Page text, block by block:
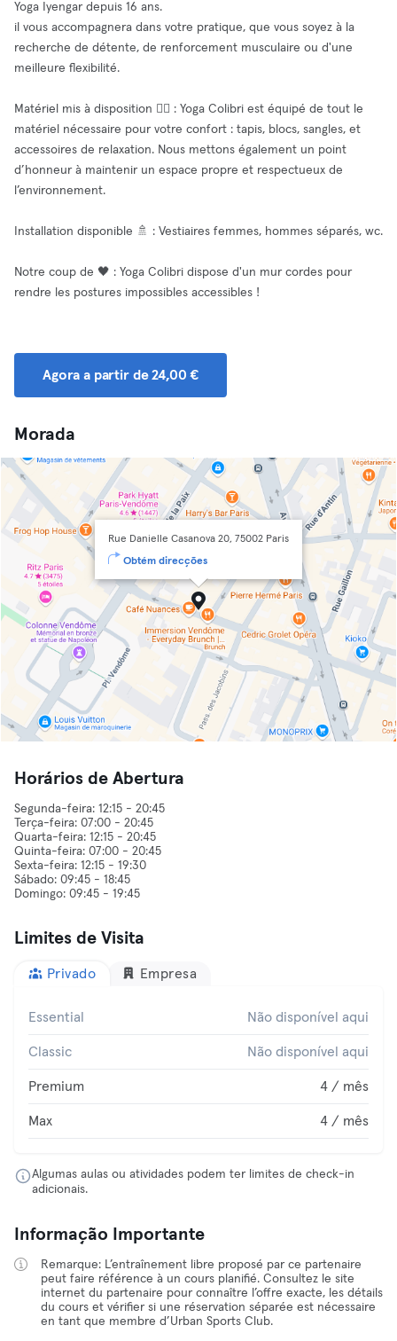
Yoga Iyengar depuis 16 ans.
il vous accompagnera dans votre pratique, que vous soyez à la
recherche de détente, de renforcement musculaire ou d'une
meilleure flexibilité.
Matériel mis à disposition 🧘‍♂️ : Yoga Colibri est équipé de tout le
matériel nécessaire pour votre confort : tapis, blocs, sangles, et
accessoires de relaxation. Nous mettons également un point
d’honneur à maintenir un espace propre et respectueux de
l’environnement.
Installation disponible 🚿 : Vestiaires femmes, hommes séparés, wc.
Notre coup de 🖤 : Yoga Colibri dispose d'un mur cordes pour
rendre les postures impossibles accessibles !
Agora a partir de 24,00 €
Morada
Rue Danielle Casanova 20, 75002 Paris
Obtém direcções
Horários de Abertura
Segunda-feira: 12:15 - 20:45
Terça-feira: 07:00 - 20:45
Quarta-feira: 12:15 - 20:45
Quinta-feira: 07:00 - 20:45
Sexta-feira: 12:15 - 19:30
Sábado: 09:45 - 18:45
Limites de Visita
Privado Empresa
Essential Não disponível aqui
Classic Não disponível aqui
Premium 4 / mês
Max 4 / mês
Algumas aulas ou atividades podem ter limites de check-in
adicionais.
Informação Importante
Remarque: L’entraînement libre proposé par ce partenaire
peut faire référence à un cours planifié. Consultez le site
internet du partenaire pour connaître l’offre exacte, les détails
du cours et vérifier si une réservation séparée est nécessaire
en tant que membre d’Urban Sports Club.